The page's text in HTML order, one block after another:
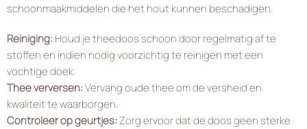
schoonmaakmiddelen die het hout kunnen beschadigen.
Reiniging:Houd je theedoos schoon door regelmatig af te
stoffen en indien nodig voorzichtig te reinigen met een
vochtige doek.
Thee verversen:Vervang oude thee om de versheid en
kwaliteit te waarborgen.
Controleer op geurtjes:Zorg ervoor dat de doos geen sterke